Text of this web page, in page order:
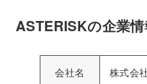
ASTERISKの企業
会社名 株式会